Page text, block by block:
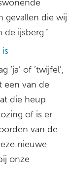
gevallen die wij
ijsberg.”
of ’twijfel’,
een van de
die heup
of is er
van de
nieuwe
onze